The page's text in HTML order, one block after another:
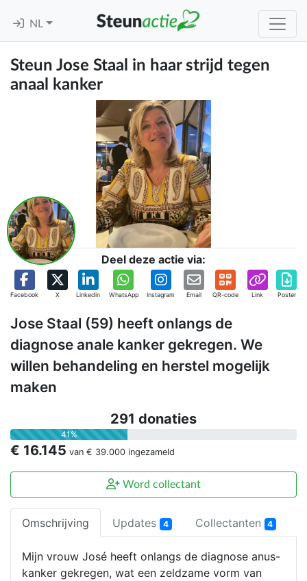
NL
Steun Jose Staal in haar strijd tegen
anaal kanker
Deel deze actie via:
Facebook X Linkedin WhatsApp Instagram Email QR-code Link Poster
Jose Staal (59) heeft onlangs de
diagnose anale kanker gekregen. We
willen behandeling en herstel mogelijk
maken
291 donaties
41%
€ 16.145 van € 39.000 ingezameld
Word collectant
Omschrijving Updates 4 Collectanten 4
Mijn vrouw José heeft onlangs de diagnose anus-
kanker gekregen, wat een zeldzame vorm van